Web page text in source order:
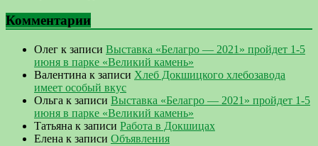
Комментарии
Олег к записи Выставка «Белагро — 2021» пройдет 1-5
июня в парке «Великий камень»
Валентина к записи Хлеб Докшицкого хлебозавода
имеет особый вкус
Ольга к записи Выставка «Белагро — 2021» пройдет 1-5
июня в парке «Великий камень»
Татьяна к записи Работа в Докшицах
Елена к записи Объявления